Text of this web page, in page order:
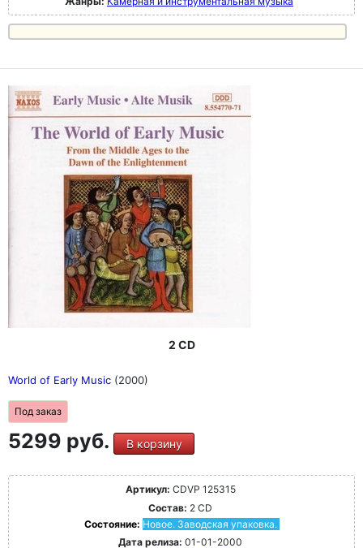
2 CD
World of Early Music (2000)
Под заказ
5299 руб. В корзину
Артикул: CDVP 125315
Состав: 2 CD
Состояние: Новое. Заводская упаковка.
Дата релиза: 01-01-2000